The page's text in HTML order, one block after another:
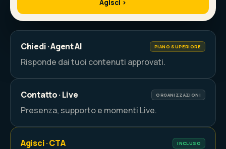
Agisci ›
Chiedi · Agent AI PIANO SUPERIORE
Risponde dai tuoi contenuti approvati.
Contatto · Live ORGANIZZAZIONI
Presenza, supporto e momenti Live.
Agisci · CTA INCLUSO